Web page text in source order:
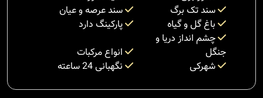
سند تک برگ
سند عرصه و عیان
باغ گل و گیاه
پارکینگ دارد
چشم انداز دریا و
جنگل
انواع مرکبات
شهرکی
نگهبانی 24 ساعته